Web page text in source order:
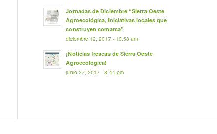
Jornadas de Diciembre “Sierra Oeste
Agroecológica, iniciativas locales que
construyen comarca”
diciembre 12, 2017 - 10:58 am
¡Noticias frescas de Sierra Oeste
Agroecológica!
junio 27, 2017 - 8:44 pm